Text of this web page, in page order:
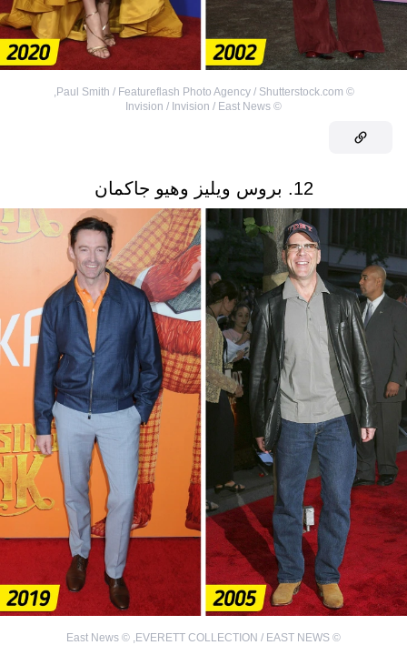
©
Paul Smith / Featureflash Photo Agency / Shutterstock.com
,
©
Invision / Invision / East News
12. بروس ويليز وهيو جاكمان
©
EVERETT COLLECTION / EAST NEWS
,
©
East News